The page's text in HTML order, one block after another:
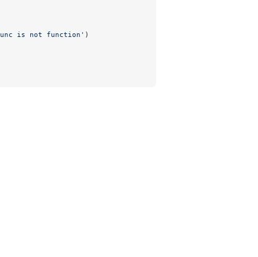
is not function' )